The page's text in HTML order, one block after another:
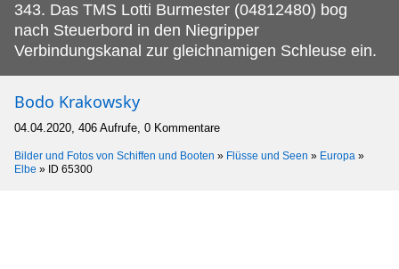
343. Das TMS Lotti Burmester (04812480) bog
nach Steuerbord in den Niegripper
Verbindungskanal zur gleichnamigen Schleuse ein.
Bodo Krakowsky
04.04.2020, 406 Aufrufe, 0 Kommentare
Bilder und Fotos von Schiffen und Booten » Flüsse und Seen » Europa »
Elbe » ID 65300